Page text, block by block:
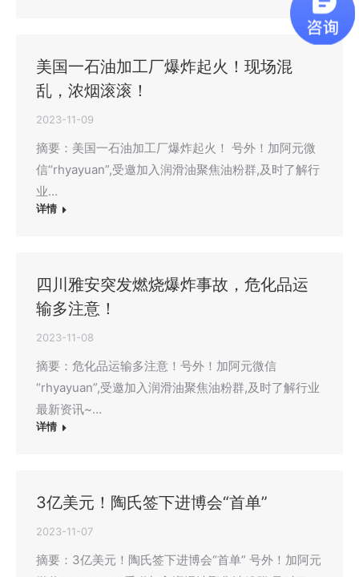
美国一石油加工厂爆炸起火！现场混
乱，浓烟滚滚！
2023-11-09
摘要：美国一石油加工厂爆炸起火！ 号外！加阿元微
信“rhyayuan”,受邀加入润滑油聚焦油粉群,及时了解行
业…
详情
四川雅安突发燃烧爆炸事故，危化品运
输多注意！
2023-11-08
摘要：危化品运输多注意！号外！加阿元微信
“rhyayuan”,受邀加入润滑油聚焦油粉群,及时了解行业
最新资讯~…
详情
3亿美元！陶氏签下进博会“首单”
2023-11-07
摘要：3亿美元！陶氏签下进博会“首单” 号外！加阿元